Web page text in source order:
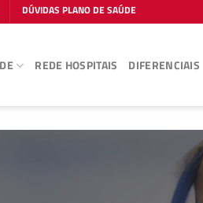
DÚVIDAS PLANO DE SAÚDE
REDE HOSPITAIS DIFERENCIAIS